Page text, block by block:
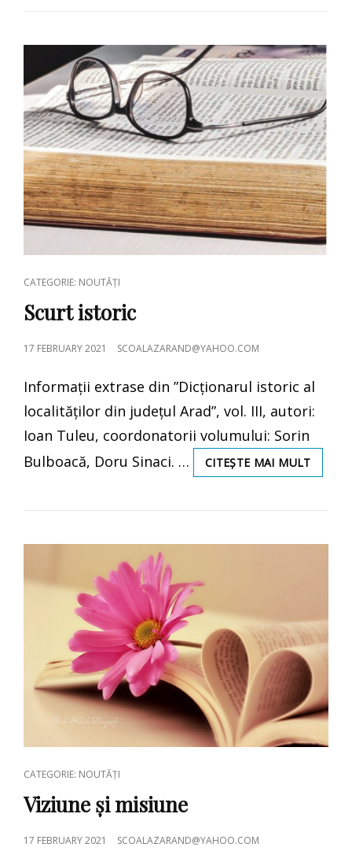
ANULUI
2021-
2022
CAT
LINKS
CATEGORIE: NOUTĂȚI
Scurt istoric
POSTED
17 FEBRUARY 2021 SCOALAZARAND@YAHOO.COM
Informații extrase din ”Dicționarul istoric al
localităților din județul Arad”, vol. III, autori:
Ioan Tuleu, coordonatorii volumului: Sorin
Bulboacă, Doru Sinaci. …
CITEȘTE MAI MULTSCURT
CAT
LINKS
CATEGORIE: NOUTĂȚI
Viziune și misiune
POSTED
17 FEBRUARY 2021 SCOALAZARAND@YAHOO.COM